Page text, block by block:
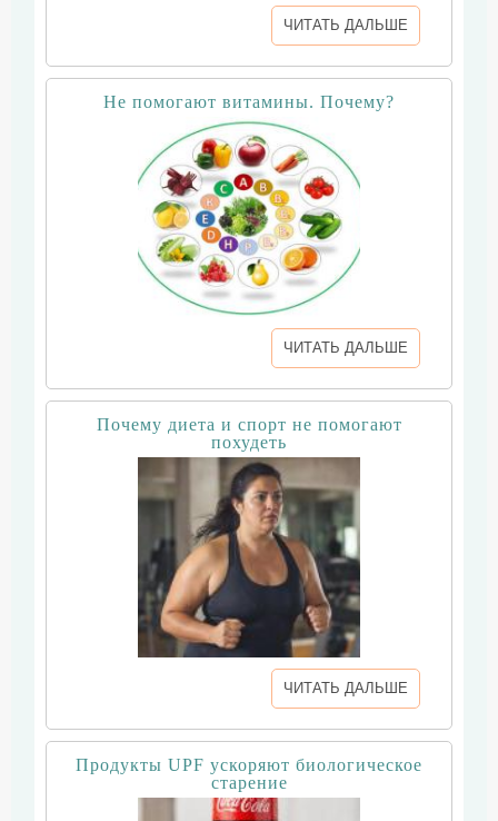
ЧИТАТЬ ДАЛЬШЕ
Не помогают витамины. Почему?
ЧИТАТЬ ДАЛЬШЕ
Почему диета и спорт не помогают
похудеть
ЧИТАТЬ ДАЛЬШЕ
Продукты UPF ускоряют биологическое
старение